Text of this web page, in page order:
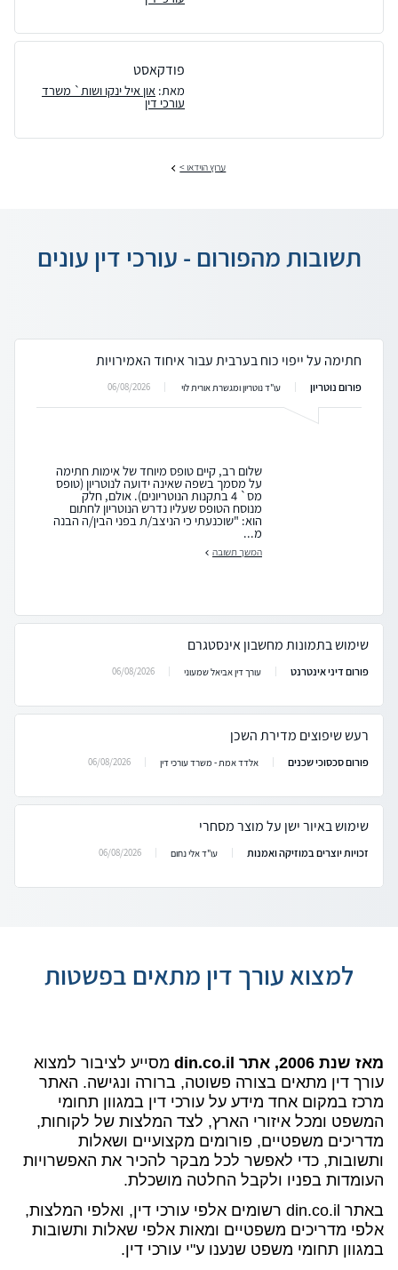
פודקאסט
מאת: און איל ינקו ושות` משרד
עורכי דין
ערוץ הוידאו >
תשובות מהפורום - עורכי דין עונים
חתימה על ייפוי כוח בערבית עבור איחוד האמירויות
פורום נוטריון עו"ד נוטריון ומגשרת אורית לוי 06/08/2026
שלום רב, קיים טופס מיוחד של אימות חתימה
על מסמך בשפה שאינה ידועה לנוטריון (טופס
מס` 4 בתקנות הנוטריונים). אולם, חלק
מנוסח הטופס שעליו נדרש הנוטריון לחתום
הוא: "שוכנעתי כי הניצב/ת בפני הבין/ה הבנה
מ...
המשך תשובה
שימוש בתמונות מחשבון אינסטגרם
פורום דיני אינטרנט עורך דין אביאל שמעוני 06/08/2026
רעש שיפוצים מדירת השכן
פורום סכסוכי שכנים אלדד אמת - משרד עורכי דין 06/08/2026
שימוש באיור ישן על מוצר מסחרי
זכויות יוצרים במוזיקה ואמנות עו"ד אלי נחום 06/08/2026
למצוא עורך דין מתאים בפשטות
מאז שנת 2006, אתר din.co.il
מסייע לציבור למצוא
עורך דין מתאים בצורה פשוטה, ברורה ונגישה. האתר
מרכז במקום אחד מידע על עורכי דין במגוון תחומי
המשפט ומכל איזורי הארץ, לצד המלצות של לקוחות,
מדריכים משפטיים, פורומים מקצועיים ושאלות
ותשובות, כדי לאפשר לכל מבקר להכיר את האפשרויות
העומדות בפניו ולקבל החלטה מושכלת.
באתר din.co.il רשומים אלפי עורכי דין, ואלפי המלצות,
אלפי מדריכים משפטיים ומאות אלפי שאלות ותשובות
במגוון תחומי משפט שנענו ע"י עורכי דין.